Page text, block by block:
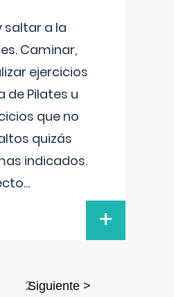
a la
Caminar,
ejercicios
de Pilates u
que no
quizás
indicados.
...
+
2Siguiente >